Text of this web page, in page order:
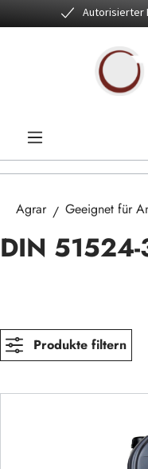
Zum Hauptinhalt springen
Autorisierter
Agrar Geeignet für
DIN 51524-
Produkte filtern